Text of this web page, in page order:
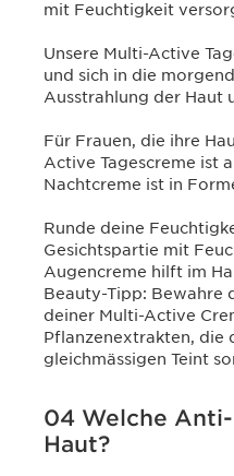
mit Feuchtigkeit
Unsere Multi-Active
und sich in die
Ausstrahlung der Haut
Für Frauen, die ihre
Active Tagescreme ist
Nachtcreme ist in
Runde deine
Gesichtspartie mit
Augencreme hilft im
Beauty-Tipp: Bewahre
deiner Multi-Active
Pflanzenextrakten, die
gleichmässigen Teint
04 Welche
Haut?